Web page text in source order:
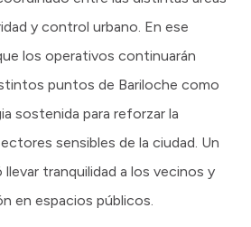
y control urbano. En ese
los operativos continuarán
puntos de Bariloche como
sostenida para reforzar la
sensibles de la ciudad. Un
tranquilidad a los vecinos y
en espacios públicos.